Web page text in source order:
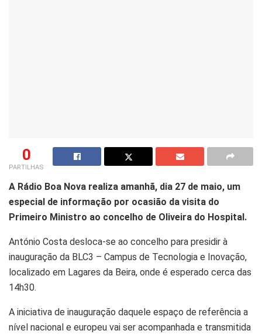
0
PARTILHAS
A Rádio Boa Nova realiza amanhã, dia 27 de maio, um
especial de informação por ocasião da visita do
Primeiro Ministro ao concelho de Oliveira do Hospital.
António Costa desloca-se ao concelho para presidir à
inauguração da BLC3 – Campus de Tecnologia e Inovação,
localizado em Lagares da Beira, onde é esperado cerca das
14h30.
A iniciativa de inauguração daquele espaço de referência a
nível nacional e europeu vai ser acompanhada e transmitida